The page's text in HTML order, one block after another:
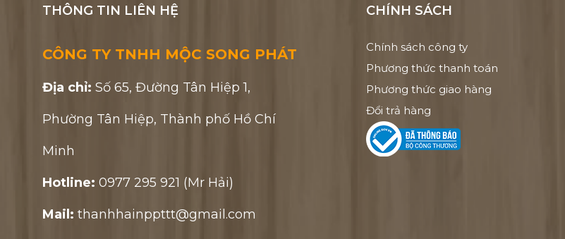
THÔNG TIN LIÊN HỆ
CÔNG TY TNHH MỘC SONG PHÁT
Địa chỉ: Số 65, Đường Tân Hiệp 1,
Phường Tân Hiệp, Thành phố Hồ Chí
Minh
Hotline: 0977 295 921 (Mr Hải)
Mail: thanhhainppttt@gmail.com
CHÍNH SÁCH
Chính sách công ty
Phương thức thanh toán
Phương thức giao hàng
Đổi trả hàng